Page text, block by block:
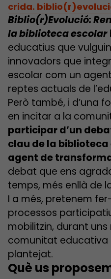
crida.
Biblio(r)Evolució:
la biblioteca escolar
educatius que
innovadors que
escolar com un
reptes actuals de
Però també, i d’una
en incitar a la
participar d’un
clau de la
agent de
debat que ens
temps, més enllà de
I a més, pretenem
processos
mobilitzin, durant
comunitat educativa
plantejat.
Què us